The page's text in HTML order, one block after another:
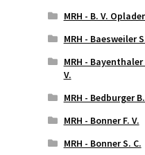
MRH - B. V.
MRH - Baesweiler
MRH - Bayenthaler
V.
MRH - Bedburger
MRH - Bonner F. V.
MRH - Bonner S. C.